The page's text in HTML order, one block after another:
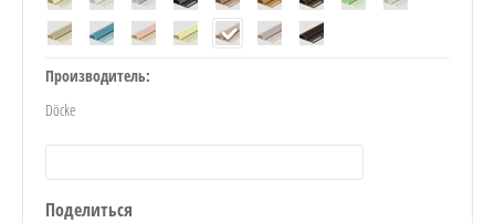
Производитель:
Döcke
Поделиться